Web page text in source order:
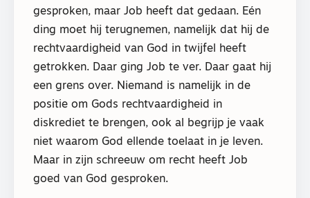
gesproken, maar Job heeft dat gedaan. Eén
ding moet hij terugnemen, namelijk dat hij de
rechtvaardigheid van God in twijfel heeft
getrokken. Daar ging Job te ver. Daar gaat hij
een grens over. Niemand is namelijk in de
positie om Gods rechtvaardigheid in
diskrediet te brengen, ook al begrijp je vaak
niet waarom God ellende toelaat in je leven.
Maar in zijn schreeuw om recht heeft Job
goed van God gesproken.